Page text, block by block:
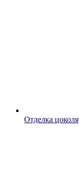
Отделка цоколя